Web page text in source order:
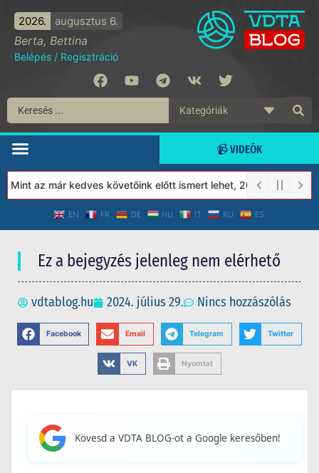
2026. augusztus 6.
Berta, Bettina
Belépés / Regisztráció
📹 VIDEÓK
az már kedves követőink előtt ismert lehet, 2023-tól a
EN FR DE HU IT RU ES
Ez a bejegyzés jelenleg nem elérhető
vdtablog.hu 2024. július 29. Nincs hozzászólás
Facebook Email Telegram Twitter
VK Nyomtat
Kövesd a VDTA BLOG-ot a Google keresőben!